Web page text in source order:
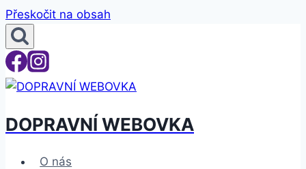
Přeskočit na obsah
DOPRAVNÍ WEBOVKA
O nás